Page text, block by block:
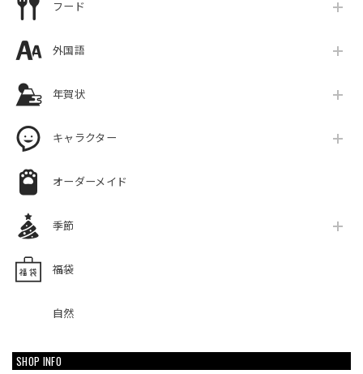
フード
外国語
年賀状
キャラクター
オーダーメイド
季節
福袋
自然
SHOP INFO